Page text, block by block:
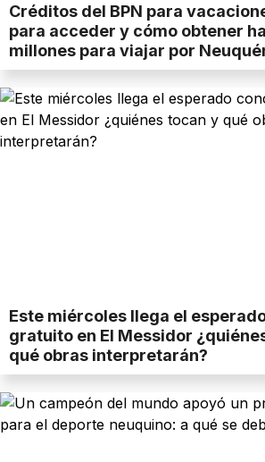
Créditos del BPN para
para acceder y cómo obtener
millones para viajar por
Este miércoles llega el
gratuito en El Messidor
qué obras interpretarán?